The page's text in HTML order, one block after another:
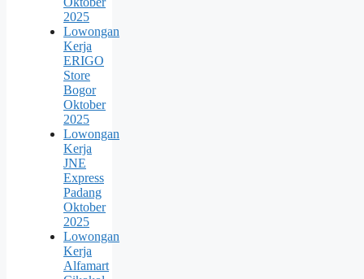
2025
Lowongan
Kerja
ERIGO
Store
Bogor
Oktober
2025
Lowongan
Kerja
JNE
Express
Padang
Oktober
2025
Lowongan
Kerja
Alfamart